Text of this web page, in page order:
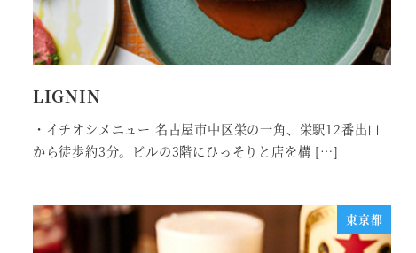
LIGNIN
・イチオシメニュー 名古屋市中区栄の一角、栄駅12番出口
から徒歩約3分。ビルの3階にひっそりと店を構 […]
東京都